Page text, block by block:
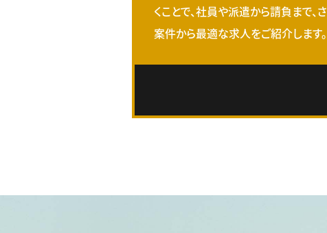
くことで、社員や派遣から請負まで
案件から最適な求人をご紹介します。